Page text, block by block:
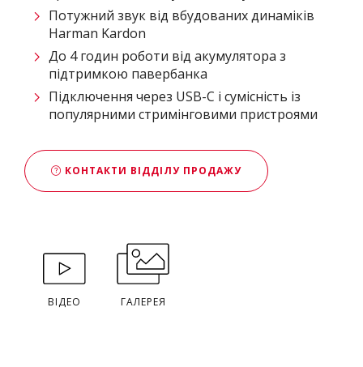
Потужний звук від вбудованих динаміків
Harman Kardon
До 4 годин роботи від акумулятора з
підтримкою павербанка​
Підключення через USB-C і сумісність із
популярними стримінговими пристроями
КОНТАКТИ ВІДДІЛУ ПРОДАЖУ
ВІДЕО ГАЛЕРЕЯ